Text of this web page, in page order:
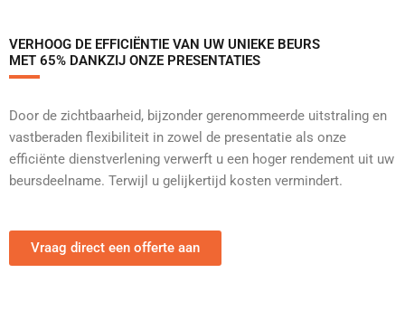
VERHOOG DE EFFICIËNTIE VAN UW UNIEKE BEURS
MET 65% DANKZIJ ONZE PRESENTATIES
Door de zichtbaarheid, bijzonder gerenommeerde uitstraling en
vastberaden flexibiliteit in zowel de presentatie als onze
efficiënte dienstverlening verwerft u een hoger rendement uit uw
beursdeelname. Terwijl u gelijkertijd kosten vermindert.
Vraag direct een offerte aan